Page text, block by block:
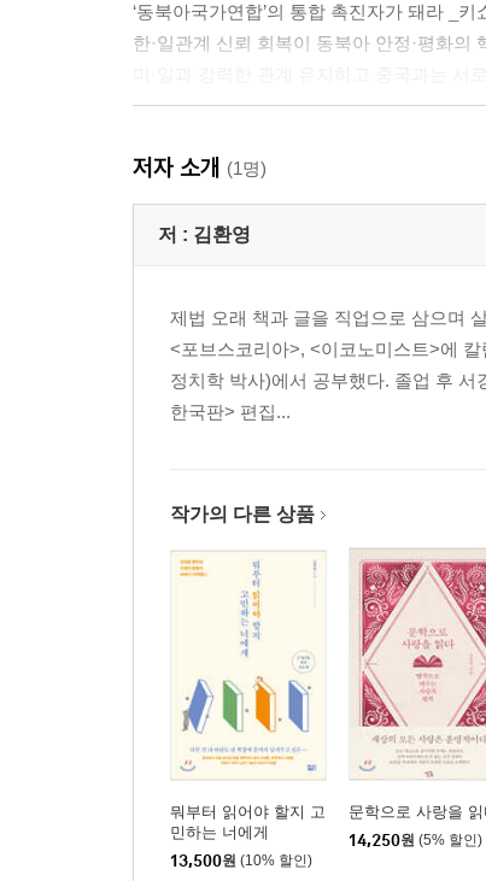
‘동북아국가연합’의 통합 촉진자가 돼라 _키
한·일관계 신뢰 회복이 동북아 안정·평화의
강하고 능력 있는 국가 없이는 경제발전도
미국이 강한 건 세계인의 상상력을 자극하
후진국에 도시건설 서비스를 통째로 수출하
독일 히든 챔피언의 대·중소기업 간 신뢰·
경제보다는 정치적·심리적 문제가 더 시급
민주주의의 선두주자인 미국·영국·프랑스
세계 최고의 외교력을 확보해야 한다 _폴 케
3. 석학들, 대한민국의 미래를 말하다
미래를 이해하는 사람들이 미래를 차지한다
잘못했다고 고백해야 앞으로 전진할 수 있
4차 산업혁명이 약속하는 ‘기하급수적인 성
AI의 시대, 우리의 마음을 잊어버리면 안 돼
AI가 ‘스킬의 가치’ 바꿔… 10년마다 직업 바
불평등은 사회를 분열시키고 공동체 속 삶
슬로라이프·보다 풍성한 우리의 삶을 위해
저자 소개 (1명)
저 : 김환영
제법 오래 책과 글을 직업으로 삼으며
<포브스코리아>, <이코노미스트>에
정치학 박사)에서 공부했다. 졸업 후
한국판> 편집...
작가의 다른 상품
뭐부터 읽어야 할지 고
민하는 너에게
13,500원 (10% 할인)
문학으로 사랑을
14,250원 (5% 할인)